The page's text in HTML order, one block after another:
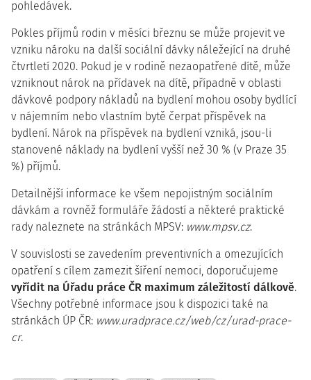
pohledávek.
Pokles příjmů rodin v měsíci březnu se může projevit ve
vzniku nároku na další sociální dávky náležející na druhé
čtvrtletí 2020. Pokud je v rodině nezaopatřené dítě, může
vzniknout nárok na přídavek na dítě, případně v oblasti
dávkové podpory nákladů na bydlení mohou osoby bydlící
v nájemním nebo vlastním bytě čerpat příspěvek na
bydlení. Nárok na příspěvek na bydlení vzniká, jsou-li
stanovené náklady na bydlení vyšší než 30 % (v Praze 35
%) příjmů.
Detailnější informace ke všem nepojistným sociálním
dávkám a rovněž formuláře žádostí a některé praktické
rady naleznete na stránkách MPSV: www.mpsv.cz.
V souvislosti se zavedením preventivních a omezujících
opatření s cílem zamezit šíření nemoci, doporučujeme
vyřídit na Úřadu práce ČR maximum záležitostí dálkově.
Všechny potřebné informace jsou k dispozici také na
stránkách ÚP ČR: www.uradprace.cz/web/cz/urad-prace-
cr.